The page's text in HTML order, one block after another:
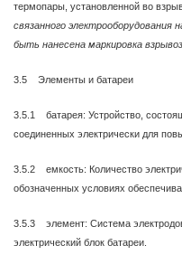
термопары, установленной во
связанного электрооборудования
быть нанесена маркировка
3.5 Элементы и батареи
3.5.1 батарея: Устройство,
соединенных электрически для
3.5.2 емкость: Количество
обозначенных условиях
3.5.3 элемент: Система
электрический блок батареи.